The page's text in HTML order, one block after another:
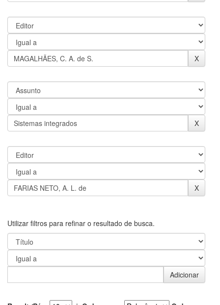
Utilizar filtros para refinar o resultado de busca.